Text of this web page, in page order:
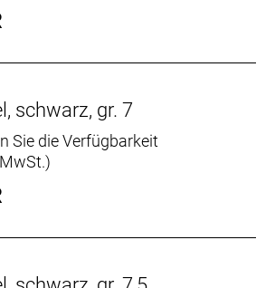
schwarz, gr. 7
Sie die Verfügbarkeit